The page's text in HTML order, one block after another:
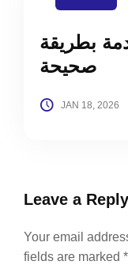
بطريقة
صحيحة
JAN 18, 2026
Leave a Reply
Your email
fields are marked *